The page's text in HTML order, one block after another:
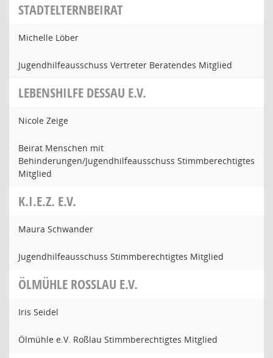
STADTELTERNBEIRAT
Michelle Löber
Jugendhilfeausschuss Vertreter Beratendes Mitglied
LEBENSHILFE DESSAU E.V.
Nicole Zeige
Beirat Menschen mit
Behinderungen/Jugendhilfeausschuss Stimmberechtigtes
Mitglied
K.I.E.Z. E.V.
Maura Schwander
Jugendhilfeausschuss Stimmberechtigtes Mitglied
ÖLMÜHLE ROSSLAU E.V.
Iris Seidel
Ölmühle e.V. Roßlau Stimmberechtigtes Mitglied